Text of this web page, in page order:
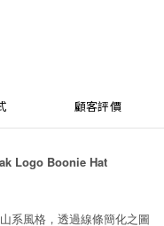
顧客評價
Logo Boonie Hat
系風格，透過線條簡化之圖